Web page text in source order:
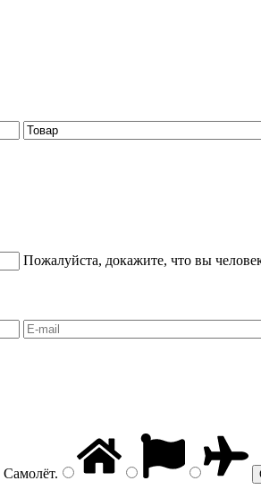
Пожалуйста, докажите, что вы
Самолёт.